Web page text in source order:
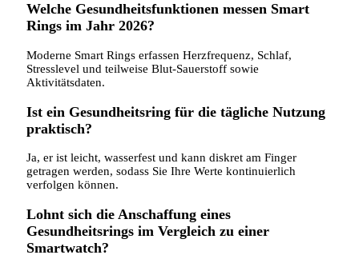
Welche Gesundheitsfunktionen messen Smart
Rings im Jahr 2026?
Moderne Smart Rings erfassen Herzfrequenz, Schlaf,
Stresslevel und teilweise Blut‑Sauerstoff sowie
Aktivitätsdaten.
Ist ein Gesundheitsring für die tägliche Nutzung
praktisch?
Ja, er ist leicht, wasserfest und kann diskret am Finger
getragen werden, sodass Sie Ihre Werte kontinuierlich
verfolgen können.
Lohnt sich die Anschaffung eines
Gesundheitsrings im Vergleich zu einer
Smartwatch?